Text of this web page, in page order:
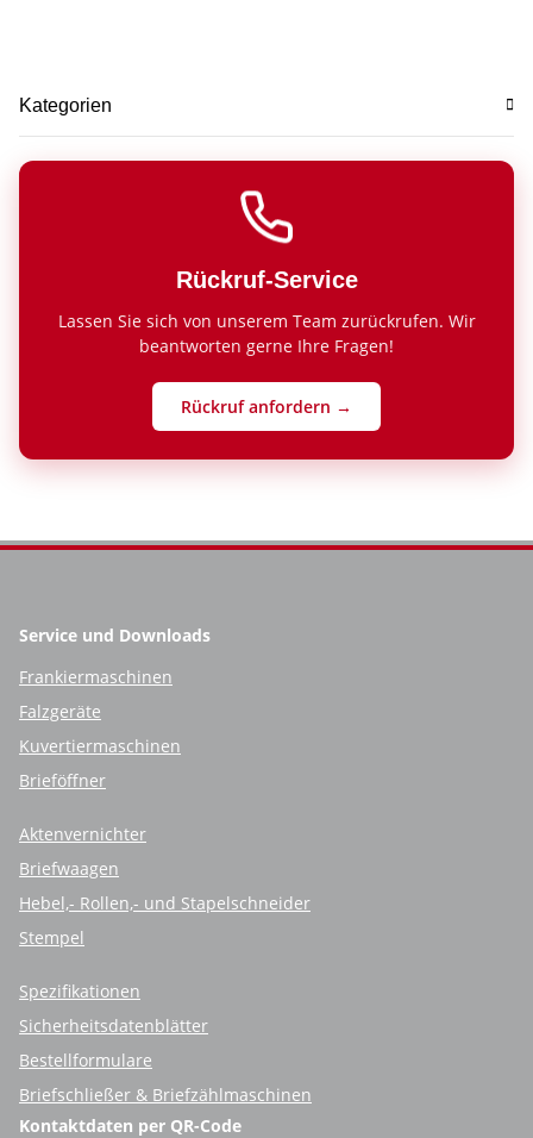
Kategorien
Rückruf-Service
Lassen Sie sich von unserem Team zurückrufen. Wir
beantworten gerne Ihre Fragen!
Rückruf anfordern →
Service und Downloads
Frankiermaschinen
Falzgeräte
Kuvertiermaschinen
Brieföffner
Aktenvernichter
Briefwaagen
Hebel,- Rollen,- und Stapelschneider
Stempel
Spezifikationen
Sicherheitsdatenblätter
Bestellformulare
Briefschließer & Briefzählmaschinen
Kontaktdaten per QR-Code